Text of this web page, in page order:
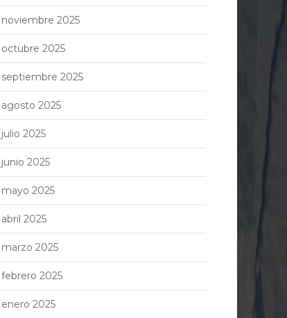
noviembre 2025
octubre 2025
septiembre 2025
agosto 2025
julio 2025
junio 2025
mayo 2025
abril 2025
marzo 2025
febrero 2025
enero 2025